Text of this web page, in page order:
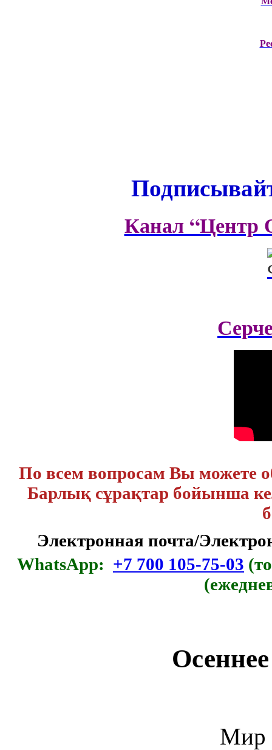
Канал “Центр
По всем вопросам Вы можете
Барлық сұрақтар бойынша
Электронная почта/
WhatsApp: +7 700 105-75-03
Мир